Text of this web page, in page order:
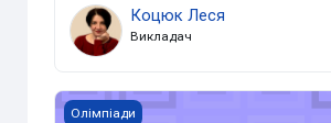
Коцюк Леся
Викладач
Основи економіки та математики
Олімпіади